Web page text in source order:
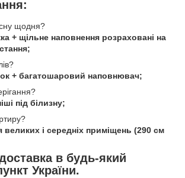
щодня?
+ щільне наповнення розраховані на
+ багатошаровий наповнювач;
під білизну;
і середніх приміщень (290 см
в будь-який
України.